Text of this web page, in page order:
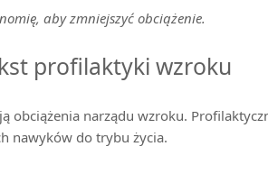
aby zmniejszyć obciążenie.
profilaktyki wzroku
obciążenia narządu wzroku.
nawyków do trybu życia.